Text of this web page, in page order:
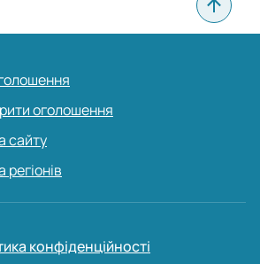
оголошення
сайту
регіонів
конфіденційності